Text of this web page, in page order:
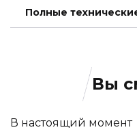
Полные
Вы
В настоящий момент